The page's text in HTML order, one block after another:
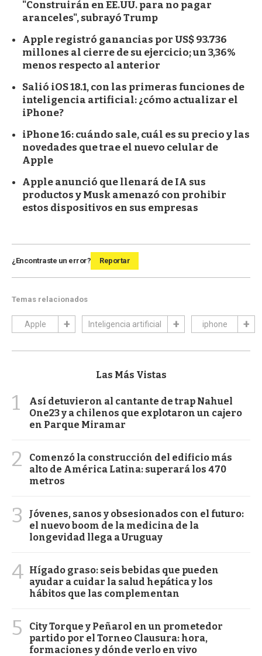
"Construirán en EE.UU. para no pagar
aranceles", subrayó Trump
Apple registró ganancias por US$ 93.736
millones al cierre de su ejercicio; un 3,36%
menos respecto al anterior
Salió iOS 18.1, con las primeras funciones de
inteligencia artificial: ¿cómo actualizar el
iPhone?
iPhone 16: cuándo sale, cuál es su precio y las
novedades que trae el nuevo celular de
Apple
Apple anunció que llenará de IA sus
productos y Musk amenazó con prohibir
estos dispositivos en sus empresas
¿Encontraste un error? Reportar
Temas relacionados
Apple Inteligencia artificial iphone
Las Más Vistas
1
Así detuvieron al cantante de trap Nahuel
One23 y a chilenos que explotaron un cajero
en Parque Miramar
2
Comenzó la construcción del edificio más
alto de América Latina: superará los 470
metros
3
Jóvenes, sanos y obsesionados con el futuro:
el nuevo boom de la medicina de la
longevidad llega a Uruguay
4 Hígado graso: seis bebidas que pueden
ayudar a cuidar la salud hepática y los
hábitos que las complementan
5
City Torque y Peñarol en un prometedor
partido por el Torneo Clausura: hora,
formaciones y dónde verlo en vivo